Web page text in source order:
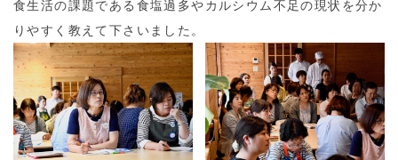
食生活の課題である食塩過多やカルシウム不足の現状を分か
りやすく教えて下さいました。